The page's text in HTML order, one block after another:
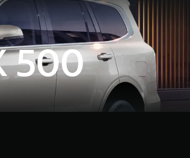
500